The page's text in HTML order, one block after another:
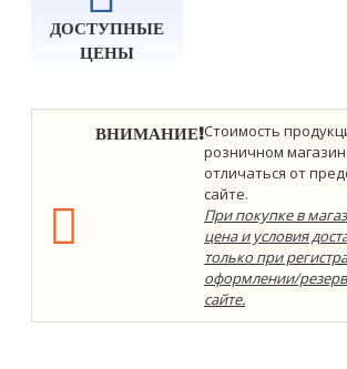
ДОСТУПНЫЕ
ЦЕНЫ
ВНИМАНИЕ!Стоимость
розничном
отличаться от
сайте.
При покупке в
цена и условия
только при
оформлении/
сайте.